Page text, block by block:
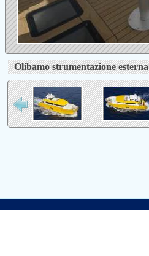
Olibamo strumentazione esterna